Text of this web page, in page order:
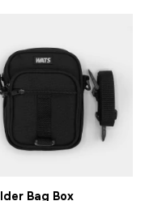
Bag Box